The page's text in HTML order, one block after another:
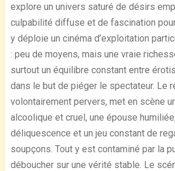
explore un univers saturé de désirs
culpabilité diffuse et de fascination
y déploie un cinéma d’exploitation
: peu de moyens, mais une vraie
surtout un équilibre constant entre
dans le but de piéger le spectateur. Le
volontairement pervers, met en scène
alcoolique et cruel, une épouse
déliquescence et un jeu constant de
soupçons. Tout y est contaminé par la
déboucher sur une vérité stable. Le